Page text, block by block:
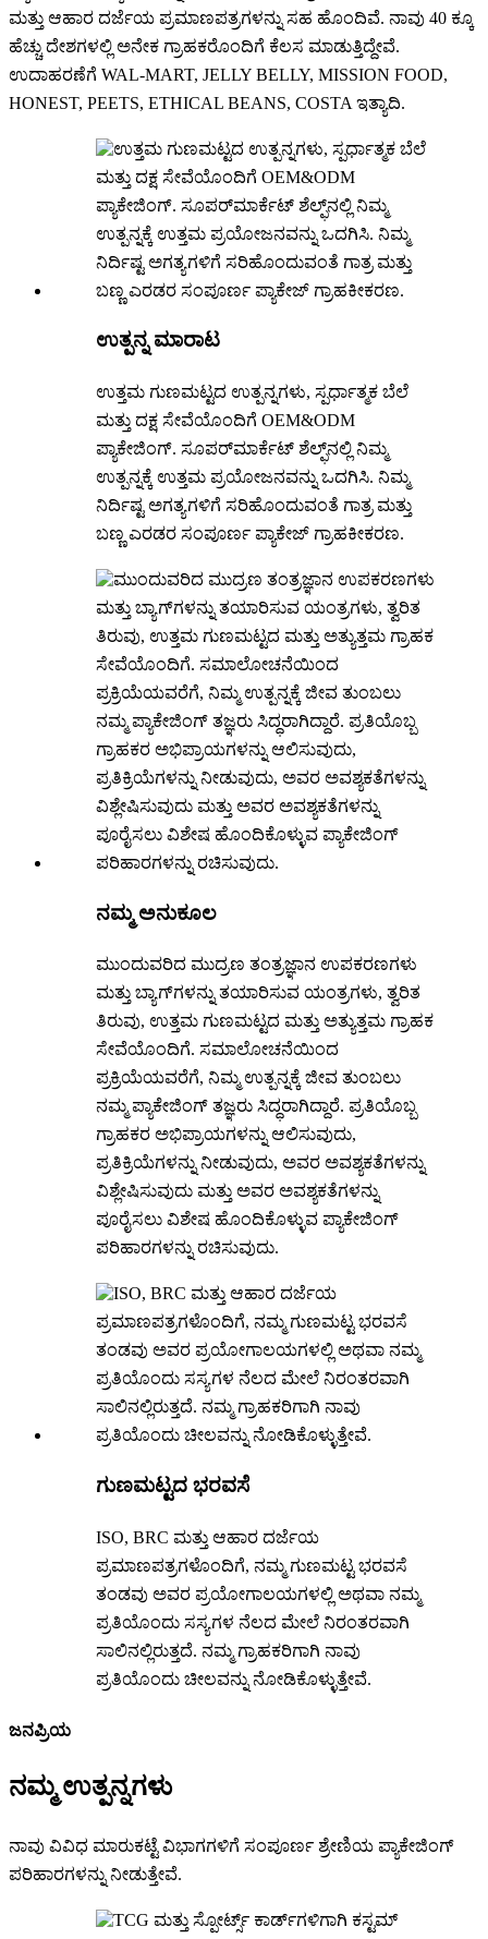
ಮತ್ತು ಆಹಾರ ದರ್ಜೆಯ ಪ್ರಮಾಣಪತ್ರಗಳನ್ನು ಸಹ ಹೊಂದಿವೆ. ನಾವು 40 ಕ್ಕೂ
ಹೆಚ್ಚು ದೇಶಗಳಲ್ಲಿ ಅನೇಕ ಗ್ರಾಹಕರೊಂದಿಗೆ ಕೆಲಸ ಮಾಡುತ್ತಿದ್ದೇವೆ.
ಉದಾಹರಣೆಗೆ WAL-MART, JELLY BELLY, MISSION FOOD,
HONEST, PEETS, ETHICAL BEANS, COSTA ಇತ್ಯಾದಿ.
ಉತ್ಪನ್ನ ಮಾರಾಟ
ಉತ್ತಮ ಗುಣಮಟ್ಟದ ಉತ್ಪನ್ನಗಳು, ಸ್ಪರ್ಧಾತ್ಮಕ ಬೆಲೆ
ಮತ್ತು ದಕ್ಷ ಸೇವೆಯೊಂದಿಗೆ OEM&ODM
ಪ್ಯಾಕೇಜಿಂಗ್. ಸೂಪರ್‌ಮಾರ್ಕೆಟ್ ಶೆಲ್ಫ್‌ನಲ್ಲಿ ನಿಮ್ಮ
ಉತ್ಪನ್ನಕ್ಕೆ ಉತ್ತಮ ಪ್ರಯೋಜನವನ್ನು ಒದಗಿಸಿ. ನಿಮ್ಮ
ನಿರ್ದಿಷ್ಟ ಅಗತ್ಯಗಳಿಗೆ ಸರಿಹೊಂದುವಂತೆ ಗಾತ್ರ ಮತ್ತು
ಬಣ್ಣ ಎರಡರ ಸಂಪೂರ್ಣ ಪ್ಯಾಕೇಜ್ ಗ್ರಾಹಕೀಕರಣ.
ನಮ್ಮ ಅನುಕೂಲ
ಮುಂದುವರಿದ ಮುದ್ರಣ ತಂತ್ರಜ್ಞಾನ ಉಪಕರಣಗಳು
ಮತ್ತು ಬ್ಯಾಗ್‌ಗಳನ್ನು ತಯಾರಿಸುವ ಯಂತ್ರಗಳು, ತ್ವರಿತ
ತಿರುವು, ಉತ್ತಮ ಗುಣಮಟ್ಟದ ಮತ್ತು ಅತ್ಯುತ್ತಮ ಗ್ರಾಹಕ
ಸೇವೆಯೊಂದಿಗೆ. ಸಮಾಲೋಚನೆಯಿಂದ
ಪ್ರಕ್ರಿಯೆಯವರೆಗೆ, ನಿಮ್ಮ ಉತ್ಪನ್ನಕ್ಕೆ ಜೀವ ತುಂಬಲು
ನಮ್ಮ ಪ್ಯಾಕೇಜಿಂಗ್ ತಜ್ಞರು ಸಿದ್ಧರಾಗಿದ್ದಾರೆ. ಪ್ರತಿಯೊಬ್ಬ
ಗ್ರಾಹಕರ ಅಭಿಪ್ರಾಯಗಳನ್ನು ಆಲಿಸುವುದು,
ಪ್ರತಿಕ್ರಿಯೆಗಳನ್ನು ನೀಡುವುದು, ಅವರ ಅವಶ್ಯಕತೆಗಳನ್ನು
ವಿಶ್ಲೇಷಿಸುವುದು ಮತ್ತು ಅವರ ಅವಶ್ಯಕತೆಗಳನ್ನು
ಪೂರೈಸಲು ವಿಶೇಷ ಹೊಂದಿಕೊಳ್ಳುವ ಪ್ಯಾಕೇಜಿಂಗ್
ಪರಿಹಾರಗಳನ್ನು ರಚಿಸುವುದು.
ಗುಣಮಟ್ಟದ ಭರವಸೆ
ISO, BRC ಮತ್ತು ಆಹಾರ ದರ್ಜೆಯ
ಪ್ರಮಾಣಪತ್ರಗಳೊಂದಿಗೆ, ನಮ್ಮ ಗುಣಮಟ್ಟ ಭರವಸೆ
ತಂಡವು ಅವರ ಪ್ರಯೋಗಾಲಯಗಳಲ್ಲಿ ಅಥವಾ ನಮ್ಮ
ಪ್ರತಿಯೊಂದು ಸಸ್ಯಗಳ ನೆಲದ ಮೇಲೆ ನಿರಂತರವಾಗಿ
ಸಾಲಿನಲ್ಲಿರುತ್ತದೆ. ನಮ್ಮ ಗ್ರಾಹಕರಿಗಾಗಿ ನಾವು
ಪ್ರತಿಯೊಂದು ಚೀಲವನ್ನು ನೋಡಿಕೊಳ್ಳುತ್ತೇವೆ.
ಜನಪ್ರಿಯ
ನಮ್ಮ ಉತ್ಪನ್ನಗಳು
ನಾವು ವಿವಿಧ ಮಾರುಕಟ್ಟೆ ವಿಭಾಗಗಳಿಗೆ ಸಂಪೂರ್ಣ ಶ್ರೇಣಿಯ ಪ್ಯಾಕೇಜಿಂಗ್
ಪರಿಹಾರಗಳನ್ನು ನೀಡುತ್ತೇವೆ.